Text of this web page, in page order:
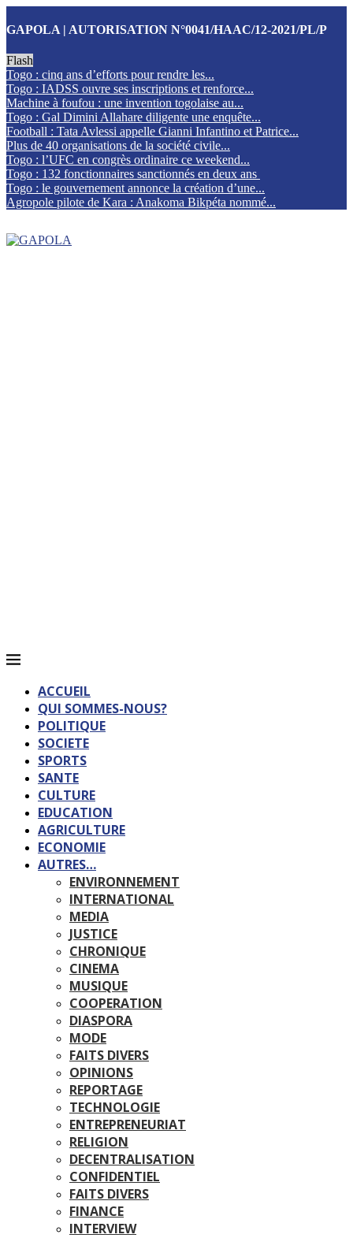
GAPOLA | AUTORISATION N°0041/HAAC/12-2021/PL/P
Flash
Togo : cinq ans d’efforts pour rendre les...
Togo : IADSS ouvre ses inscriptions et renforce...
Machine à foufou : une invention togolaise au...
Togo : Gal Dimini Allahare diligente une enquête...
Football : Tata Avlessi appelle Gianni Infantino et Patrice...
Plus de 40 organisations de la société civile...
Togo : l’UFC en congrès ordinaire ce weekend...
Togo : 132 fonctionnaires sanctionnés en deux ans
Togo : le gouvernement annonce la création d’une...
Agropole pilote de Kara : Anakoma Bikpéta nommé...
ACCUEIL
QUI SOMMES-NOUS?
POLITIQUE
SOCIETE
SPORTS
SANTE
CULTURE
EDUCATION
AGRICULTURE
ECONOMIE
AUTRES…
ENVIRONNEMENT
INTERNATIONAL
MEDIA
JUSTICE
CHRONIQUE
CINEMA
MUSIQUE
COOPERATION
DIASPORA
MODE
FAITS DIVERS
OPINIONS
REPORTAGE
TECHNOLOGIE
ENTREPRENEURIAT
RELIGION
DECENTRALISATION
CONFIDENTIEL
FAITS DIVERS
FINANCE
INTERVIEW